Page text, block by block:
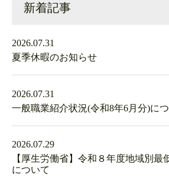
新着記事
2026.07.31
夏季休暇のお知らせ
2026.07.31
一般職業紹介状況(令和8年6月分)に
2026.07.29
【厚生労働省】令和８年度地域別最
について